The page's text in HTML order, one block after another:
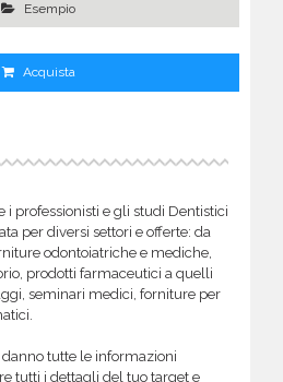
Esempio
Acquista
i professionisti e gli studi Dentistici
per diversi settori e offerte: da
odontoiatriche e mediche,
prodotti farmaceutici a quelli
seminari medici, forniture per
tutte le informazioni
tutti i dettagli del tuo target e